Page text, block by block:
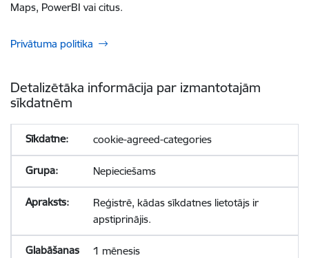
Maps, PowerBI vai citus.
Privātuma politika
Detalizētāka informācija par izmantotajām
sīkdatnēm
cookie-agreed-categories
Nepieciešams
Reģistrē, kādas sīkdatnes lietotājs ir
apstiprinājis.
1 mēnesis